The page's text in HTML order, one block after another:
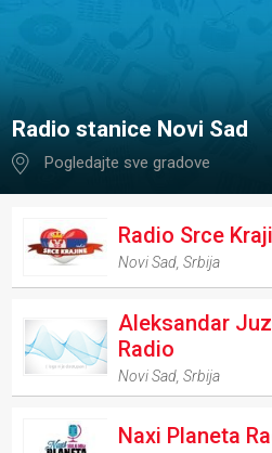
Radio stanice Novi Sad
Pogledajte sve gradove
Radio Srce
Novi Sad ,Srbija
Aleksandar
Radio
Novi Sad ,Srbija
Naxi Planeta